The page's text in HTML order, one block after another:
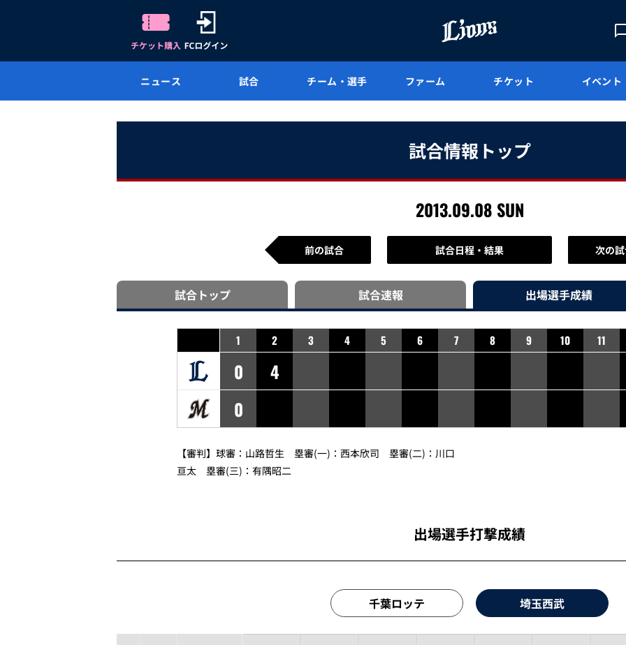
ニュース 試合 チーム・選手 ファーム チケット イベント
試合情報トップ
2013.09.08 SUN
前の試合 試合日程・結果 次の
試合トップ 試合速報 出場選手成績
1 2 3 4 5 6 7 8 9 10 11
0
4
0
【審判】球審： 山路哲生 塁審(一)： 西本欣司 塁審(二)： 川口
亘太 塁審(三)： 有隅昭二
出場選手打撃成績
千葉ロッテ 埼玉西武